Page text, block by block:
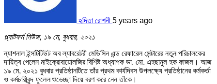
হৃদিতা রোশনী 5 years ago
প্ল্যাটফর্ম নিউজ, ১৯ মে, বুধবার, ২০২১
ন্যাশনাল ইন্সটিটিউট অব ল্যাবরেটরী মেডিসিন এন্ড রেফারেল সেন্টারের নতুন পরিচালকের
দায়িত্ব পেলেন মাইক্রোবায়োলজির বিশিষ্ট অধ্যাপক ডা. মো. এহছানুল হক কাজল। আজ
১৯ মে, ২০২১ বুধবার প্রতিষ্ঠানটিতে তাঁর প্রথম কার্যদিবস উপলক্ষ্যে প্রতিষ্ঠানের কর্মকর্তা
ও কর্মচারীবৃন্দ ফুলেল শুভেচ্ছা দিয়ে বরণ করে নেন তাঁকে।